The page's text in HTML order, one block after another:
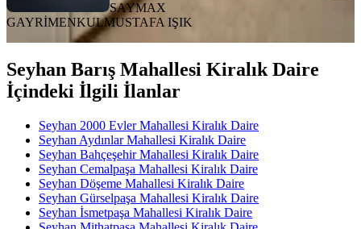
SAYMAX
GAYRİMENKULMUSTAFA IŞIK
Seyhan Barış Mahallesi Kiralık Daire
İçindeki İlgili İlanlar
Seyhan 2000 Evler Mahallesi Kiralık Daire
Seyhan Aydınlar Mahallesi Kiralık Daire
Seyhan Bahçeşehir Mahallesi Kiralık Daire
Seyhan Cemalpaşa Mahallesi Kiralık Daire
Seyhan Döşeme Mahallesi Kiralık Daire
Seyhan Gürselpaşa Mahallesi Kiralık Daire
Seyhan İsmetpaşa Mahallesi Kiralık Daire